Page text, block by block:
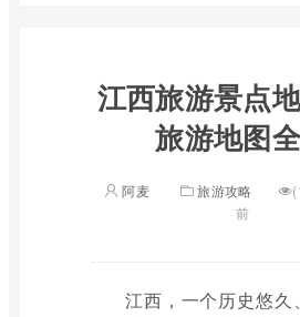
江西旅游景点
旅游地图
阿麦 旅游攻略
前
江西，一个历史悠久